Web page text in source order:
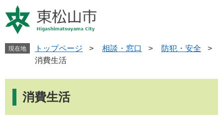
ー
ジ
す
ニ
ュ
し
現在地 トップページ > 相談・窓口 > 防犯・安全
>
消費生活
消費生活